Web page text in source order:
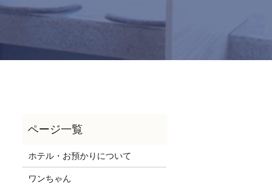
ホテル・お預かりについて
ワンちゃん